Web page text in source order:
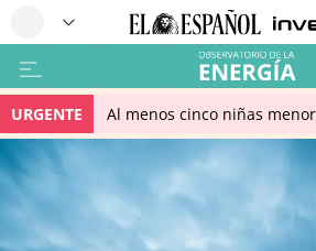
URGENTE Al menos cinco niñas